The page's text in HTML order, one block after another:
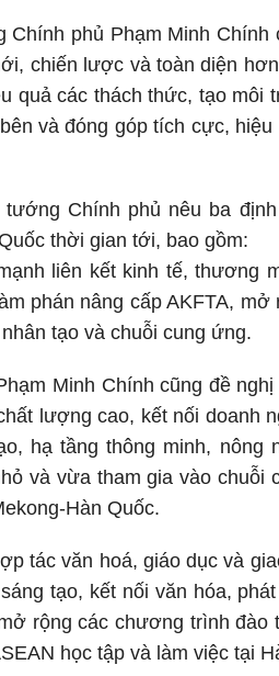
Chính phủ Phạm Minh
chiến lược và toàn diện
quả các thách thức, tạo
và đóng góp tích cực,
tướng Chính phủ nêu ba
thời gian tới, bao gồm:
liên kết kinh tế, thương
phán nâng cấp AKFTA,
tạo và chuỗi cung ứng.
Minh Chính cũng đề
lượng cao, kết nối doanh
hạ tầng thông minh, nông
và vừa tham gia vào
Hàn Quốc.
tác văn hoá, giáo dục và
tạo, kết nối văn hóa,
rộng các chương trình
học tập và làm việc tại